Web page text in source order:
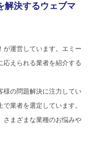
解決するウェブマ
が運営しています。エミー
応えられる業者を紹介する
様の問題解決に注力してい
業者を選定しています。
さまざまな業種のお悩みや